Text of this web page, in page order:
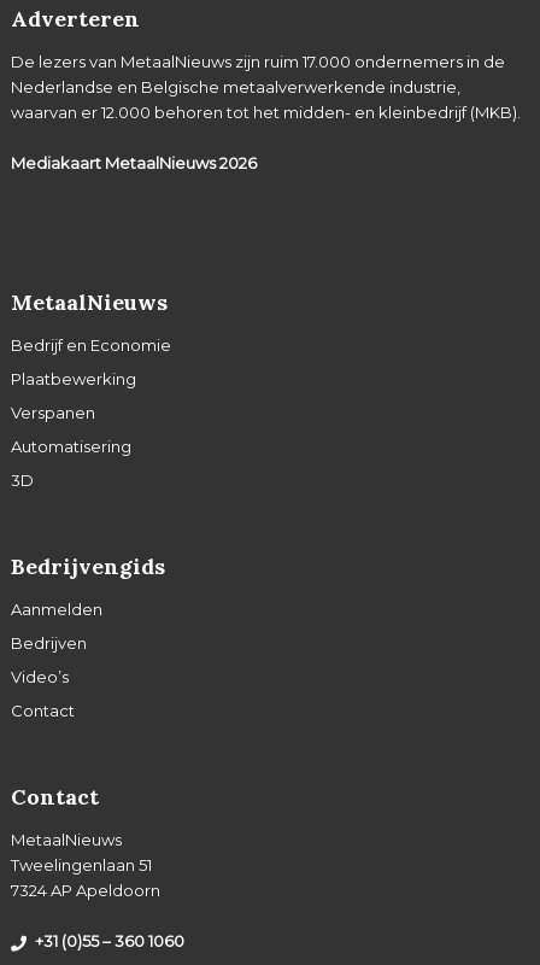
Adverteren
De lezers van MetaalNieuws zijn ruim 17.000 ondernemers in de
Nederlandse en Belgische metaalverwerkende industrie,
waarvan er 12.000 behoren tot het midden- en kleinbedrijf (MKB).
Mediakaart MetaalNieuws2026
MetaalNieuws
Bedrijf en Economie
Plaatbewerking
Verspanen
Automatisering
3D
Bedrijvengids
Aanmelden
Bedrijven
Video’s
Contact
Contact
MetaalNieuws
Tweelingenlaan 51
7324 AP Apeldoorn
+31 (0)55 – 360 1060